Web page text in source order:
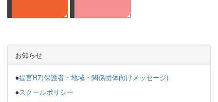
お知らせ
●提言R7(保護者・地域・関係団体向けメッセージ)
●スクールポリシー